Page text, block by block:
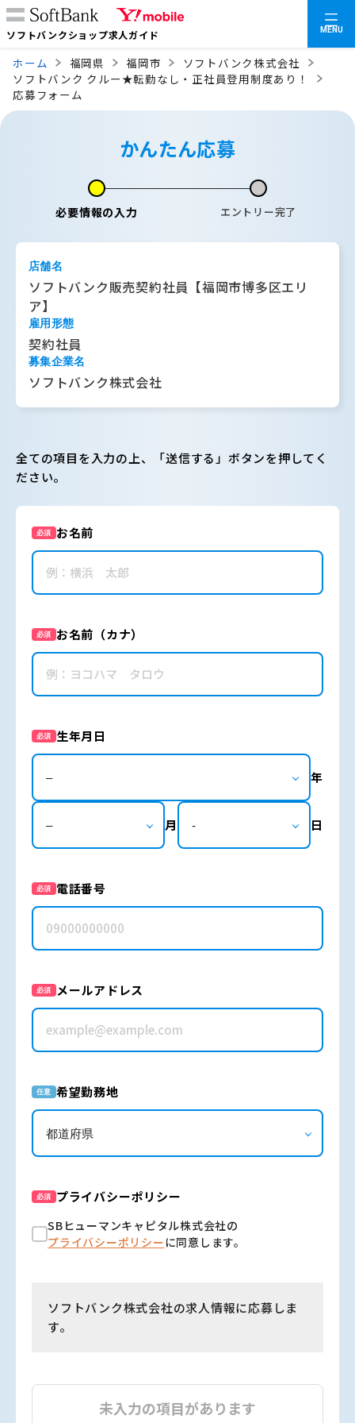
ソフトバンクショップ求人ガイド MENU
ホーム 福岡県 福岡市
ソフトバンク株式会社
ソフトバンク クルー★転勤なし・正社員登用制度あり！
応募フォーム
かんたん応募
必要情報の入力 エントリー完了
店舗名
ソフトバンク販売契約社員【福岡市博多区エリ
ア】
雇用形態
契約社員
募集企業名
ソフトバンク株式会社
全ての項目を入力の上、「送信する」ボタンを押してく
ださい。
必須 お名前
必須 お名前（カナ）
必須 生年月日
年
月 日
必須 電話番号
必須 メールアドレス
任意 希望勤務地
必須 プライバシーポリシー
SBヒューマンキャピタル株式会社の
プライバシーポリシーに同意します。
ソフトバンク株式会社の求人情報に応募しま
す。
未入力の項目があります